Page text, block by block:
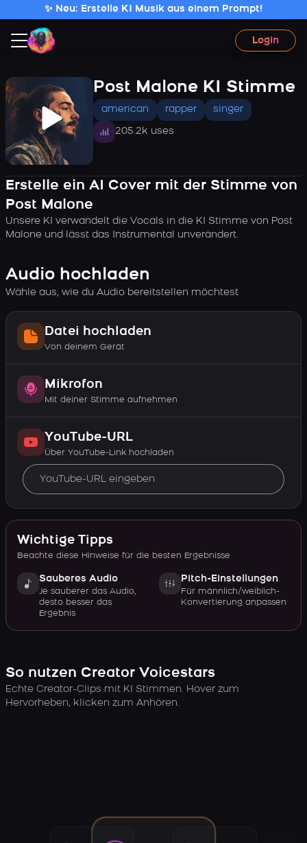
✨ Neu: Erstelle KI Musik aus einem Prompt!
Login
Post Malone KI Stimme
american rapper singer
205.2k uses
Erstelle ein AI Cover mit der Stimme von
Post Malone
Unsere KI verwandelt die Vocals in die KI Stimme von Post
Malone und lässt das Instrumental unverändert.
Audio hochladen
Wähle aus, wie du Audio bereitstellen möchtest
Datei hochladen
Von deinem Gerät
Mikrofon
Mit deiner Stimme aufnehmen
YouTube-URL
Über YouTube-Link hochladen
Wichtige Tipps
Beachte diese Hinweise für die besten Ergebnisse
Sauberes Audio
Je sauberer das Audio,
desto besser das
Ergebnis
Pitch-Einstellungen
Für männlich/weiblich-
Konvertierung anpassen
So nutzen Creator Voicestars
Echte Creator-Clips mit KI Stimmen. Hover zum
Hervorheben, klicken zum Anhören.